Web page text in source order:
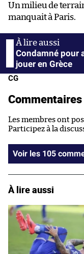
Un milieu de
manquait à Paris.
Condamné pour
jouer en Grèce
CG
Commentaires
Les membres ont
Participez à la
Voir les 105
À lire aussi